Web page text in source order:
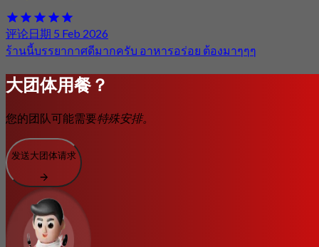
评论日期 5 Feb 2026
ร้านนี้บรรยากาศดีมากครับ อาหารอร่อย ต้องมาๆๆๆ
大团体用餐？
您的团队可能需要特殊安排。
发送大团体请求